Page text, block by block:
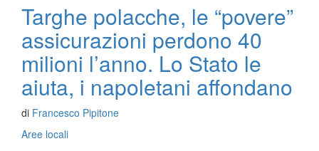
Targhe polacche, le “povere”
assicurazioni perdono 40
milioni l’anno. Lo Stato le
aiuta, i napoletani affondano
di Francesco Pipitone
Aree locali